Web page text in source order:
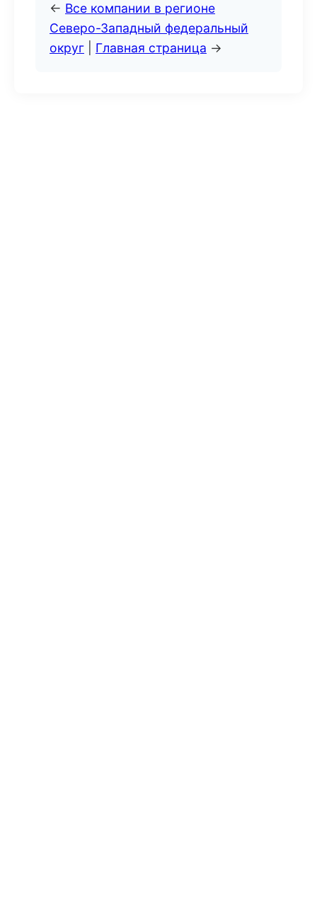
← Все компании в регионе
Северо-Западный федеральный
округ
Главная страница →